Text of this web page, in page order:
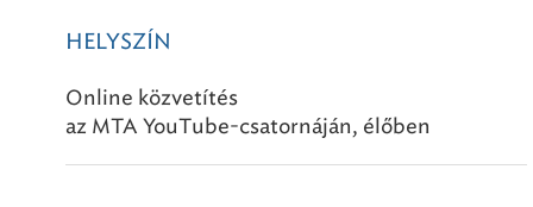
HELYSZÍN
Online közvetítés
az MTA YouTube-csatornáján, élőben